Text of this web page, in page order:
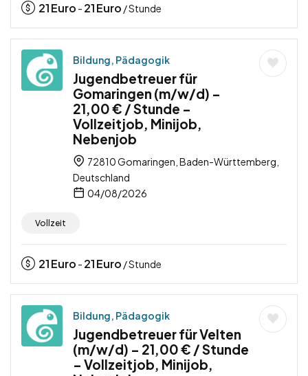
21Euro - 21Euro / Stunde
Bildung, Pädagogik
Jugendbetreuer für
Gomaringen (m/w/d) –
21,00 € / Stunde –
Vollzeitjob, Minijob,
Nebenjob
72810 Gomaringen, Baden-Württemberg,
Deutschland
04/08/2026
Vollzeit
21Euro - 21Euro / Stunde
Bildung, Pädagogik
Jugendbetreuer für Velten
(m/w/d) – 21,00 € / Stunde
– Vollzeitjob, Minijob,